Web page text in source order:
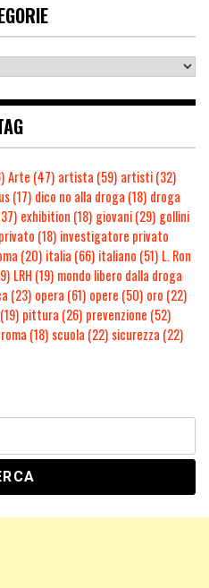
Arte (47) artista (59) artisti(32)
(17) dico no alla droga (18) droga
exhibition (18) giovani(29) gollini
(18) investigatore privato
(20) italia (66) italiano (51) L. Ron
LRH (19) mondo libero dalla droga
(23) opera (61) opere (50) oro (22)
(19) pittura (26) prevenzione (52)
roma (18) scuola (22) sicurezza (22)